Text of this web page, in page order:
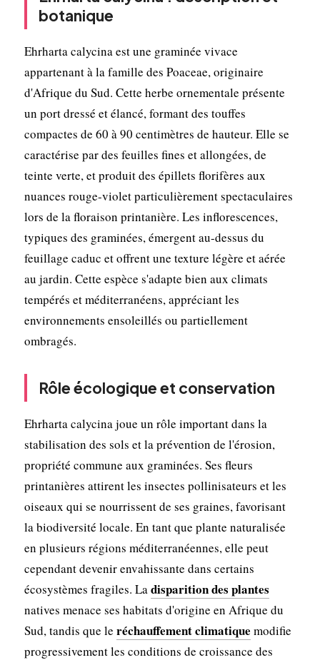
botanique
Ehrharta calycina est une graminée vivace
appartenant à la famille des Poaceae, originaire
d'Afrique du Sud. Cette herbe ornementale présente
un port dressé et élancé, formant des touffes
compactes de 60 à 90 centimètres de hauteur. Elle se
caractérise par des feuilles fines et allongées, de
teinte verte, et produit des épillets florifères aux
nuances rouge-violet particulièrement spectaculaires
lors de la floraison printanière. Les inflorescences,
typiques des graminées, émergent au-dessus du
feuillage caduc et offrent une texture légère et aérée
au jardin. Cette espèce s'adapte bien aux climats
tempérés et méditerranéens, appréciant les
environnements ensoleillés ou partiellement
ombragés.
Rôle écologique et conservation
Ehrharta calycina joue un rôle important dans la
stabilisation des sols et la prévention de l'érosion,
propriété commune aux graminées. Ses fleurs
printanières attirent les insectes pollinisateurs et les
oiseaux qui se nourrissent de ses graines, favorisant
la biodiversité locale. En tant que plante naturalisée
en plusieurs régions méditerranéennes, elle peut
cependant devenir envahissante dans certains
écosystèmes fragiles. Ladisparition des plantes
natives menace ses habitats d'origine en Afrique du
Sud, tandis que le réchauffement climatique modifie
progressivement les conditions de croissance des